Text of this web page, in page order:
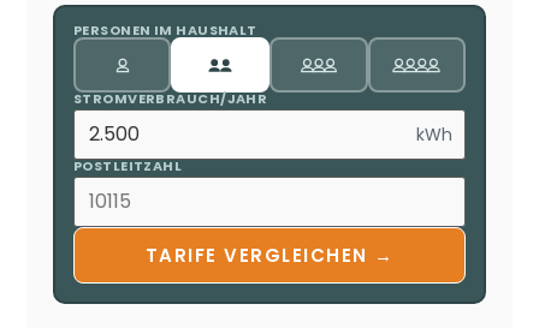
PERSONEN IM HAUSHALT
STROMVERBRAUCH/JAHR
kWh
POSTLEITZAHL
TARIFE VERGLEICHEN →